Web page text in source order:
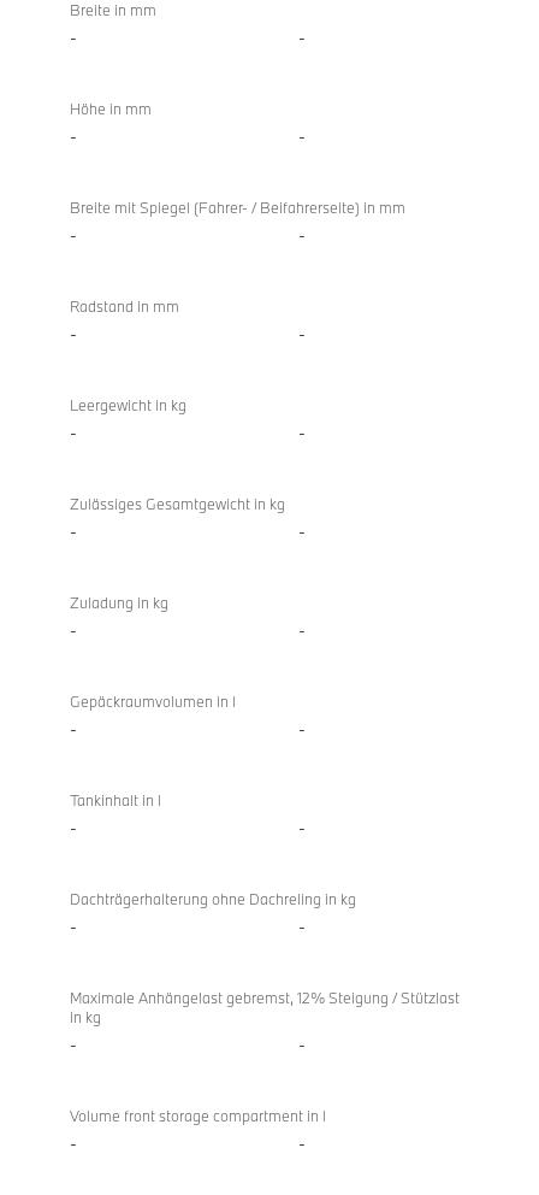
Breite in mm
- -
Höhe in mm
- -
Breite mit Spiegel (Fahrer- / Beifahrerseite) in mm
- -
Radstand in mm
- -
Leergewicht in kg
- -
Zulässiges Gesamtgewicht in kg
- -
Zuladung in kg
- -
Gepäckraumvolumen in l
- -
Tankinhalt in l
- -
Dachträgerhalterung ohne Dachreling in kg
- -
Maximale Anhängelast gebremst, 12% Steigung / Stützlast
in kg
- -
Volume front storage compartment in l
- -